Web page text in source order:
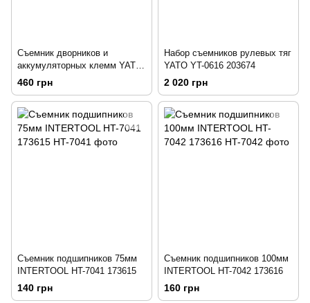
Съемник дворников и
аккумуляторных клемм YATO
YT-25145 204137
460 грн
Набор съемников рулевых тяг
YATO YT-0616 203674
2 020 грн
Съемник подшипников 75мм
INTERTOOL HT-7041 173615
140 грн
Съемник подшипников 100мм
INTERTOOL HT-7042 173616
160 грн